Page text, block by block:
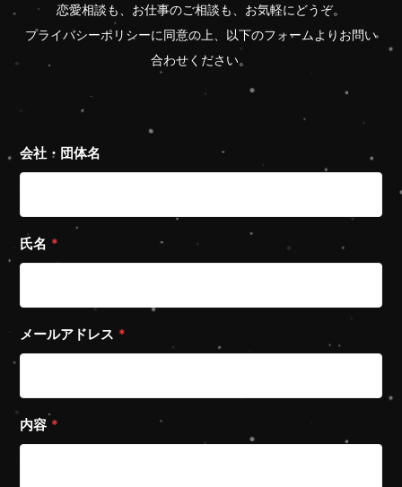
恋愛相談も、お仕事のご相談も、お気軽にどうぞ。
プライバシーポリシーに同意の上、以下のフォームよりお問い
合わせください。
会社・団体名
氏名 *
メールアドレス *
内容 *